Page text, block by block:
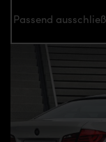
Passend